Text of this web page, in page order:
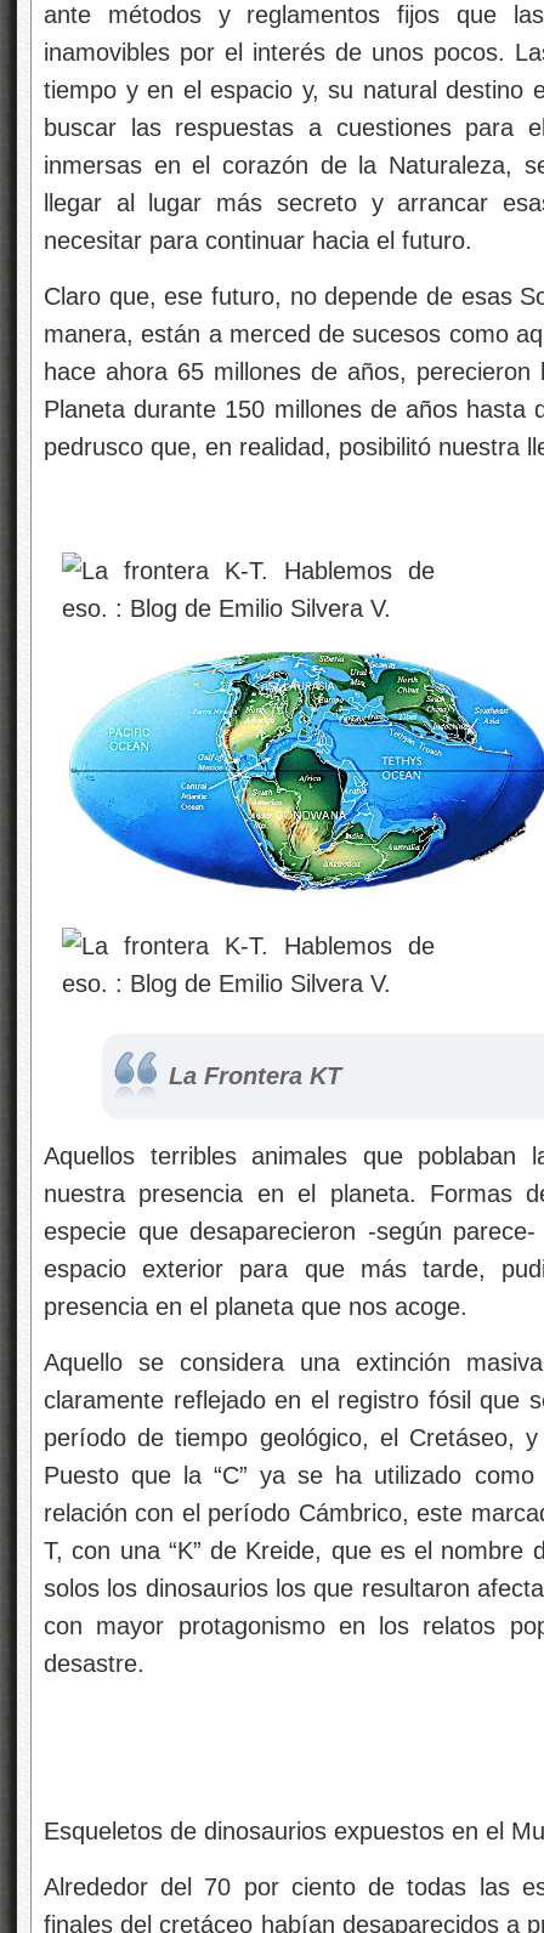
ante métodos y reglamentos fijos que
inamovibles por el interés de unos pocos.
tiempo y en el espacio y, su natural destino
buscar las respuestas a cuestiones para
inmersas en el corazón de la Naturaleza,
llegar al lugar más secreto y arrancar
necesitar para continuar hacia el futuro.
Claro que, ese futuro, no depende de esas
manera, están a merced de sucesos como
hace ahora 65 millones de años,
Planeta durante 150 millones de años hasta
pedrusco que, en realidad, posibilitó nuestra
La Frontera KT
Aquellos terribles animales que poblaban
nuestra presencia en el planeta. Formas
especie que desaparecieron -según
espacio exterior para que más tarde,
presencia en el planeta que nos acoge.
Aquello se considera una extinción
claramente reflejado en el registro fósil que
período de tiempo geológico, el Cretáseo,
Puesto que la “C” ya se ha utilizado
relación con el período Cámbrico, este
T, con una “K” de Kreide, que es el nombre
solos los dinosaurios los que resultaron
con mayor protagonismo en los relatos
desastre.
Esqueletos de dinosaurios expuestos en el
Alrededor del 70 por ciento de todas las
finales del cretáceo habían desaparecidos a